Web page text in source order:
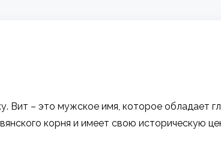
Вит – это мужское имя, которое обладает
корня и имеет свою историческую